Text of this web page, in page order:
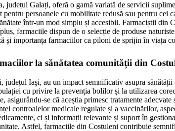
județul Galați, oferă o gamă variată de servicii
persoanele cu mobilitate redusă sau pentru
într-un mod simplu și accesibil. Farmaciștii din
farmaciile dispun de o selecție de produse
și importanța farmaciilor ca piloni de sprijin în viața
la sănătatea comunității din
județul Iași, au un impact semnificativ asupra
cu privire la prevenția bolilor și la utilizarea
asigurându-se că aceștia primesc tratamente
controalelor medicale regulate și a vaccinărilor,
ci și informații relevante și suport în
Astfel, farmaciile din Costuleni contribuie